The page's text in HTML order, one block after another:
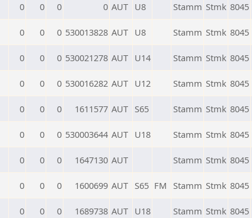
0 0 0 0 AUT U8 Stamm Stmk 8045
0 0 0 530013828 AUT U8 Stamm Stmk 8045
0 0 0 530021278 AUT U14 Stamm Stmk 8045
0 0 0 530016282 AUT U12 Stamm Stmk 8045
0 0 0 1611577 AUT S65 Stamm Stmk 8045
0 0 0 530003644 AUT U18 Stamm Stmk 8045
0 0 0 1647130 AUT Stamm Stmk 8045
0 0 0 1600699 AUT S65 FM Stamm Stmk 8045
0 0 0 1689738 AUT U18 Stamm Stmk 8045